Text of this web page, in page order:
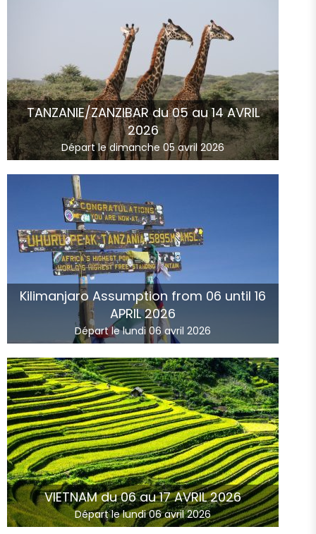
TANZANIE/ZANZIBAR du 05 au 14 AVRIL
2026
Départ le dimanche 05 avril 2026
Kilimanjaro Assumption from 06 until 16
APRIL 2026
Départ le lundi 06 avril 2026
VIETNAM du 06 au 17 AVRIL 2026
Départ le lundi 06 avril 2026